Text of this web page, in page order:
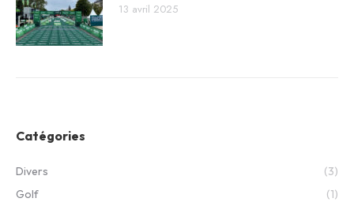
13 avril 2025
Catégories
Divers
(3)
Golf
(1)